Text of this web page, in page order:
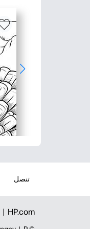
تنصل
HP.com |